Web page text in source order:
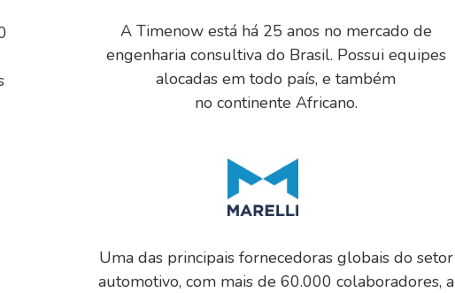
A Timenow está há 25 anos no mercado de
engenharia consultiva do Brasil. Possui equipes
alocadas em todo país, e também
no continente Africano.
Uma das principais fornecedoras globais do setor
automotivo, com mais de 60.000 colaboradores, a